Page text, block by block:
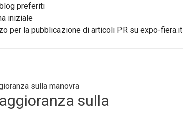
preferiti
iniziale
per la pubblicazione di articoli PR su expo-fiera.it
sulla manovra
sulla